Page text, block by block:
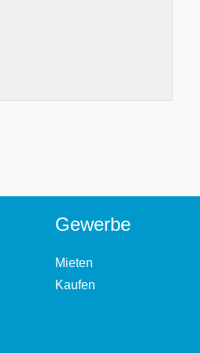
Gewerbe
Mieten
Kaufen